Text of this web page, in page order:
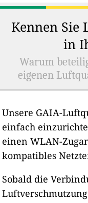
Kennen
in
Warum
eigenen
Unsere GAIA-
einfach
einen WLAN-
kompatibles
Sobald die